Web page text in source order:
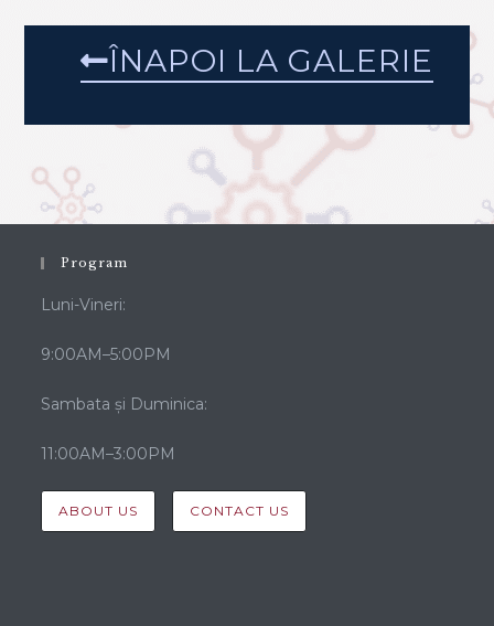
etichetare și cântărire). Produsele trec în
secția de imprimare pentru personalizare.
Ulterior, în secția de debitare, unde sunt tăiate
livrare.
Program
Luni-Vineri: